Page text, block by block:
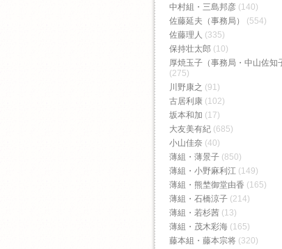
中村組・三島邦彦 (140)
佐藤延夫（事務局）
(554)
佐藤理人 (335)
保持壮太郎 (10)
厚焼玉子（事務局・中山佐知
(275)
川野康之 (91)
古居利康 (102)
坂本和加 (17)
大友美有紀 (685)
小山佳奈 (40)
薄組・薄景子 (850)
薄組・小野麻利江 (149)
薄組・熊埜御堂由香 (165)
薄組・石橋涼子 (214)
薄組・若杉茜 (13)
薄組・茂木彩海 (165)
藤本組・藤本宗将 (320)